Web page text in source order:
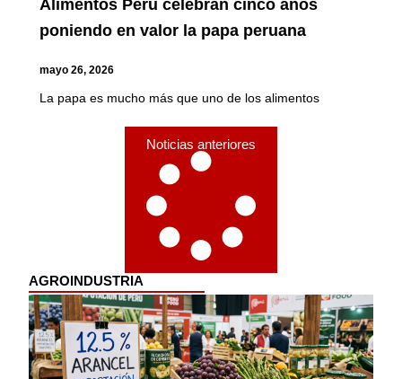
Alimentos Perú celebran cinco años
poniendo en valor la papa peruana
mayo 26, 2026
La papa es mucho más que uno de los alimentos
Noticias anteriores
AGROINDUSTRIA​